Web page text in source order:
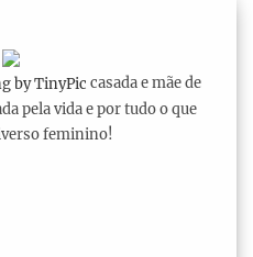
casada e mãe de
pela vida e por tudo o que
feminino!